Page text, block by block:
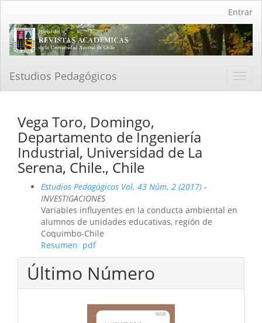
Contenido
principal
Barra
Entrar
Estudios Pedagógicos
Vega Toro, Domingo,
Departamento de Ingeniería
Industrial, Universidad de La
Serena, Chile., Chile
Estudios Pedagógicos Vol. 43 Núm. 2 (2017) -
INVESTIGACIONES
Variables influyentes en la conducta ambiental en
alumnos de unidades educativas, región de
Coquimbo-Chile
Resumen pdf
Último Número